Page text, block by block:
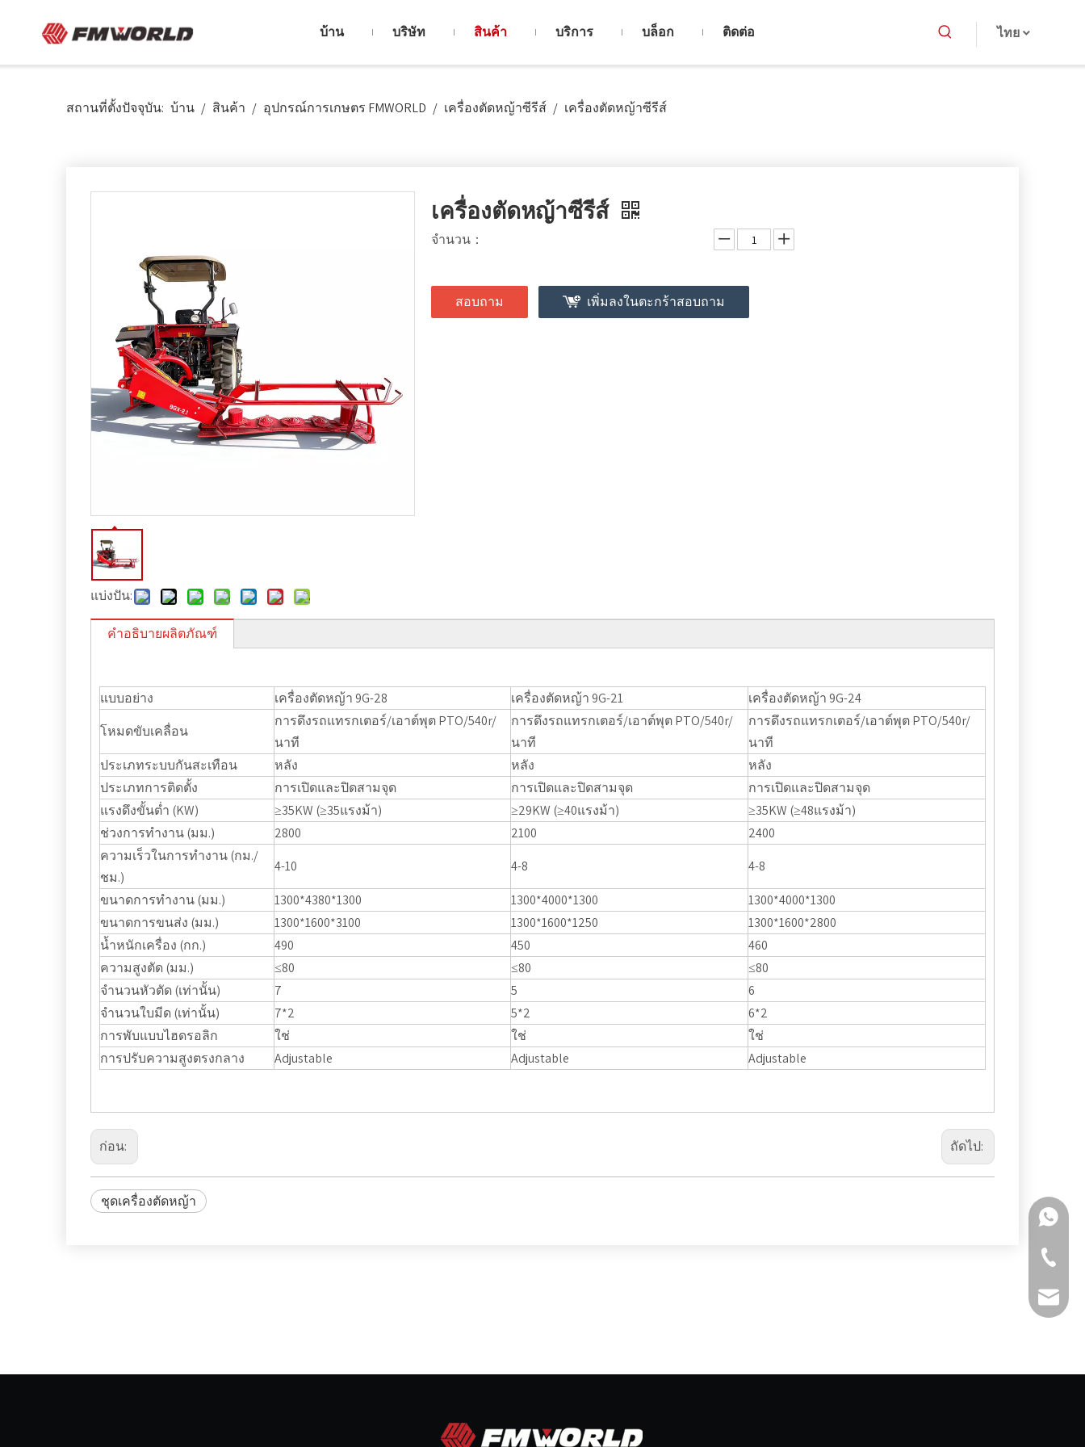
บ้าน บริษัท สินค้า บริการ บล็อก ติดต่อ ไทย
สถานที่ตั้งปัจจุบัน: บ้าน / สินค้า / อุปกรณ์การเกษตร FMWORLD / เครื่องตัดหญ้าซีรีส์ / เครื่องตัดหญ้าซีรีส์
แบ่งปัน:
เครื่องตัดหญ้าซีรีส์
จำนวน：
สอบถาม เพิ่มลงในตะกร้าสอบถาม
คำอธิบายผลิตภัณฑ์
แบบอย่าง เครื่องตัดหญ้า 9G-28 เครื่องตัดหญ้า 9G-21
เครื่องตัดหญ้า 9G-24
โหมดขับเคลื่อน
การดึงรถแทรกเตอร์/เอาต์พุต PTO/540r/
นาที
การดึงรถแทรกเตอร์/เอาต์พุต PTO/540r/
นาที
การดึงรถแทรกเตอร์/เอาต์พุต PTO/540r/
นาที
ประเภทระบบกันสะเทือน
หลัง หลัง
หลัง
ประเภทการติดตั้ง
การเปิดและปิดสามจุด การเปิดและปิดสามจุด
การเปิดและปิดสามจุด
แรงดึงขั้นต่ำ (KW)
≥35KW (≥35แรงม้า) ≥29KW (≥40แรงม้า)
≥35KW (≥48แรงม้า)
ช่วงการทำงาน (มม.)
2800 2100
2400
ความเร็วในการทำงาน (กม./
ชม.)
4-10 4-8
4-8
ขนาดการทำงาน (มม.)
1300*4380*1300 1300*4000*1300
1300*4000*1300
ขนาดการขนส่ง (มม.)
1300*1600*3100 1300*1600*1250
1300*1600*2800
น้ำหนักเครื่อง (กก.)
490 450
460
ความสูงตัด (มม.)
≤80 ≤80
≤80
จำนวนหัวตัด (เท่านั้น)
7 5
6
จำนวนใบมีด (เท่านั้น)
7*2 5*2
6*2
การพับแบบไฮดรอลิก
ใช่ ใช่
ใช่
การปรับความสูงตรงกลาง
Adjustable Adjustable Adjustable
ก่อน: ถัดไป:
ชุดเครื่องตัดหญ้า
+86
+86-